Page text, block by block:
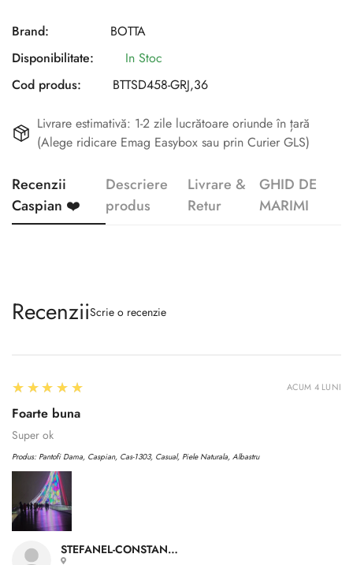
Brand:
BOTTA
Disponibilitate:
In Stoc
Cod produs:
BTTSD458-GRJ,36
Livrare estimativă: 1-2 zile lucrătoare oriunde în țară
(Alege ridicare Emag Easybox sau prin Curier GLS)
Recenzii
Caspian ❤️
Descriere
produs
Livrare &
Retur
GHID DE
MARIMI
RecenziiScrie o recenzie
STEFANEL-CONSTANTIN A.
5
★★★★★
Foarte buna
Super ok
Produs: Pantofi Dama, Caspian, Cas-1303, Casual, Piele Naturala, Albastru
ACUM 4 LUNI